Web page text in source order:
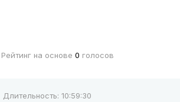
Рейтинг на основе 0 голосов
Длительность: 10:59:30